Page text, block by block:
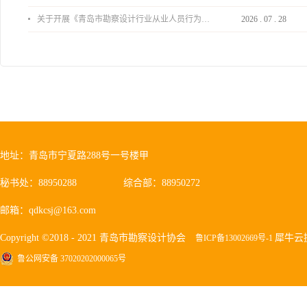
关于开展《青岛市勘察设计行业从业人员行为导则》、《青岛市住宅工程设计审查品质提升指引（2026版）》宣贯活动的通知 2026 . 07 . 28
地址：青岛市宁夏路288号一号楼甲
秘书处：88950288 综合部：88950272
邮箱：qdkcsj@163.com
Copyright ©2018 - 2021 青岛市勘察设计协会 鲁ICP备13002669号-1 犀牛云
鲁公网安备 37020202000065号